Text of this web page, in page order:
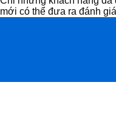
mới có thể đưa ra đánh